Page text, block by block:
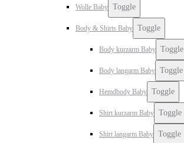
Wolle Baby Toggle
Body & Shirts Baby Toggle
Body kurzarm Baby Toggle
Body langarm Baby Toggle
Hemdbody Baby Toggle
Shirt kurzarm Baby Toggle
Shirt langarm Baby Toggle